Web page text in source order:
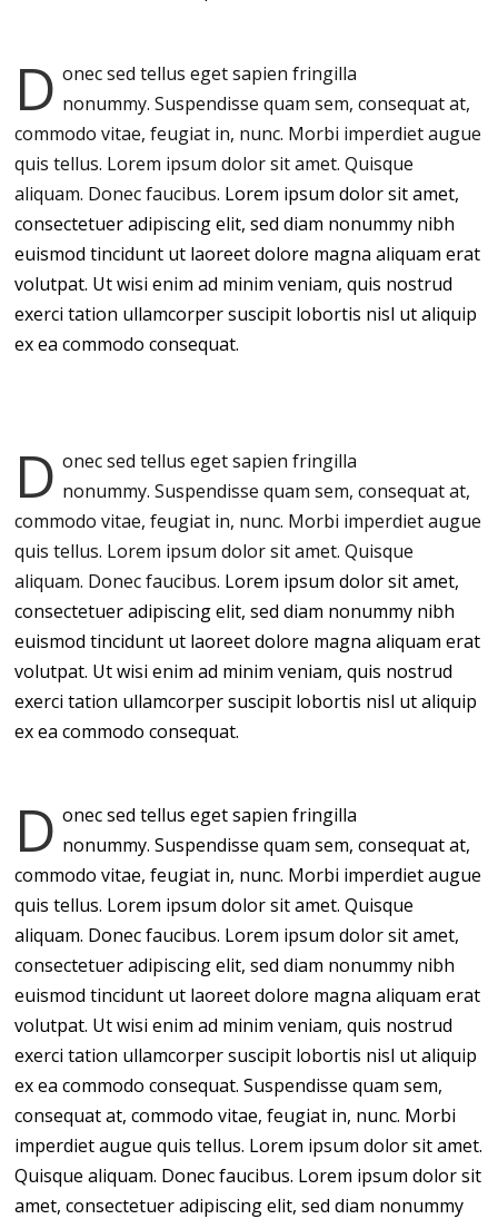
D onec sed tellus eget sapien fringilla
nonummy.Suspendisse quam sem, consequat at,
commodo vitae, feugiat in, nunc. Morbi imperdiet augue
quis tellus. Lorem ipsum dolor sit amet. Quisque
aliquam. Donec faucibus. Lorem ipsum dolor sit amet,
consectetuer adipiscing elit, sed diam nonummy nibh
euismod tincidunt ut laoreet dolore magna aliquam erat
volutpat. Ut wisi enim ad minim veniam, quis nostrud
exerci tation ullamcorper suscipit lobortis nisl ut aliquip
ex ea commodo consequat.
D onec sed tellus eget sapien fringilla
nonummy.Suspendisse quam sem, consequat at,
commodo vitae, feugiat in, nunc. Morbi imperdiet augue
quis tellus. Lorem ipsum dolor sit amet. Quisque
aliquam. Donec faucibus. Lorem ipsum dolor sit amet,
consectetuer adipiscing elit, sed diam nonummy nibh
euismod tincidunt ut laoreet dolore magna aliquam erat
volutpat. Ut wisi enim ad minim veniam, quis nostrud
exerci tation ullamcorper suscipit lobortis nisl ut aliquip
ex ea commodo consequat.
D onec sed tellus eget sapien fringilla
nonummy. Suspendisse quam sem, consequat at,
commodo vitae, feugiat in, nunc. Morbi imperdiet augue
quis tellus. Lorem ipsum dolor sit amet. Quisque
aliquam. Donec faucibus. Lorem ipsum dolor sit amet,
consectetuer adipiscing elit, sed diam nonummy nibh
euismod tincidunt ut laoreet dolore magna aliquam erat
volutpat. Ut wisi enim ad minim veniam, quis nostrud
exerci tation ullamcorper suscipit lobortis nisl ut aliquip
ex ea commodo consequat. Suspendisse quam sem,
consequat at, commodo vitae, feugiat in, nunc. Morbi
imperdiet augue quis tellus. Lorem ipsum dolor sit amet.
Quisque aliquam. Donec faucibus. Lorem ipsum dolor sit
amet, consectetuer adipiscing elit, sed diam nonummy